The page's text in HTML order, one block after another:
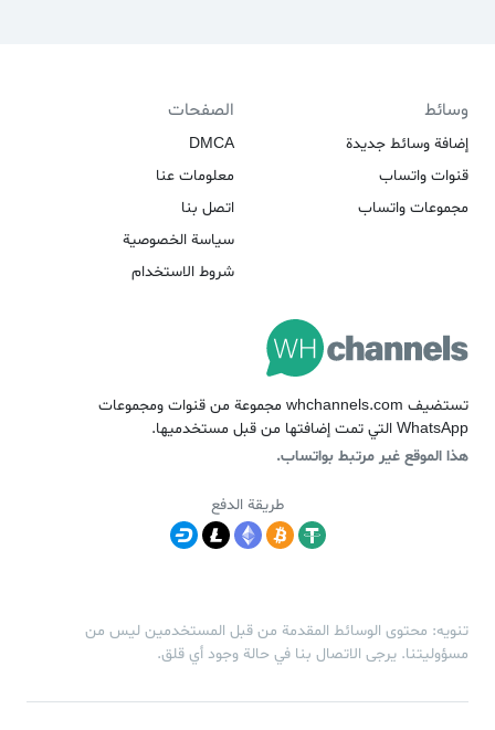
وسائط
إضافة وسائط جديدة
قنوات واتساب
مجموعات واتساب
الصفحات
DMCA
معلومات عنا
اتصل بنا
سياسة الخصوصية
شروط الاستخدام
تستضيف whchannels.com مجموعة من قنوات ومجموعات
WhatsApp التي تمت إضافتها من قبل مستخدميها.
هذا الموقع غير مرتبط بواتساب.
طريقة الدفع
تنويه: محتوى الوسائط المقدمة من قبل المستخدمين ليس من
مسؤوليتنا. يرجى الاتصال بنا في حالة وجود أي قلق.